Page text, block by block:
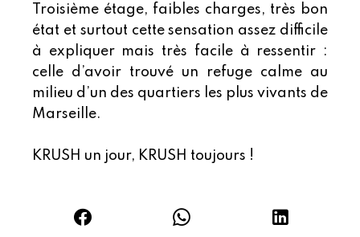
Troisième étage, faibles charges, très bon
état et surtout cette sensation assez difficile
à expliquer mais très facile à ressentir :
celle d’avoir trouvé un refuge calme au
milieu d’un des quartiers les plus vivants de
Marseille.
KRUSH un jour, KRUSH toujours !